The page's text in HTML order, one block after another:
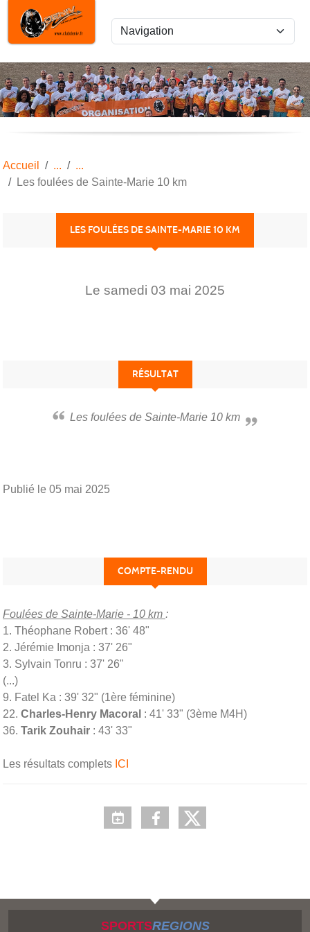
Accueil
Les foulées de Sainte-Marie 10 km
LES FOULÉES DE SAINTE-MARIE 10 KM
Le samedi 03 mai 2025
RÉSULTAT
Les foulées de Sainte-Marie 10 km
Publié le 05 mai 2025
COMPTE-RENDU
Foulées de Sainte-Marie - 10 km :
1. Théophane Robert : 36' 48"
2. Jérémie Imonja : 37' 26"
3. Sylvain Tonru : 37' 26"
(...)
9. Fatel Ka : 39' 32" (1ère féminine)
22. Charles-Henry Macoral : 41' 33" (3ème M4H)
36. Tarik Zouhair : 43' 33"
Les résultats complets ICI
SPORTSREGIONS
Panneau de gestion des cookies